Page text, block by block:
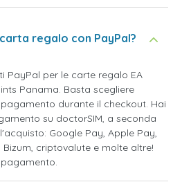
regalo con PayPal?
PayPal per le carte regalo EA
Panama. Basta scegliere
durante il checkout. Hai
su doctorSIM, a seconda
Google Pay, Apple Pay,
criptovalute e molte altre!